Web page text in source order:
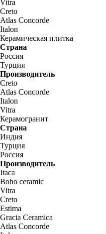
Vitra
Creto
Atlas Concorde
Italon
Керамическая плитка
Страна
Россия
Турция
Производитель
Creto
Atlas Concorde
Italon
Vitra
Керамогранит
Страна
Индия
Турция
Россия
Производитель
Itaca
Boho ceramic
Vitra
Creto
Estima
Gracia Ceramica
Atlas Concorde